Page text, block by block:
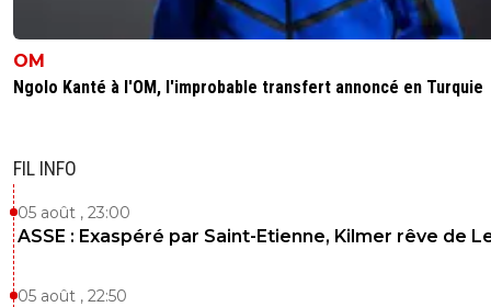
OM
Ngolo Kanté à l'OM, l'improbable transfert annoncé en Turquie
FIL INFO
05 août , 23:00
ASSE : Exaspéré par Saint-Etienne, Kilmer rêve de
05 août , 22:50